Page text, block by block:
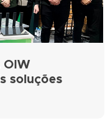
OIW
soluções